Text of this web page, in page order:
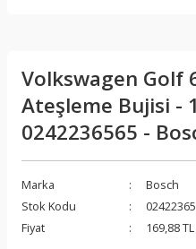
Volkswagen Golf
Ateşleme Bujisi -
0242236565 -
Marka
Bosch
Stok Kodu
Fiyat
169,88